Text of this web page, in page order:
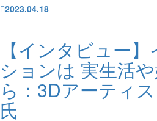
2023.04.18
【インタビュー
ションは 実生活
ら：3Dアーティ
氏